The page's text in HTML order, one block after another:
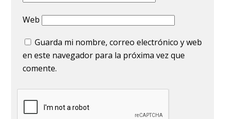
Web
Guarda mi nombre, correo electrónico y web
en este navegador para la próxima vez que
comente.